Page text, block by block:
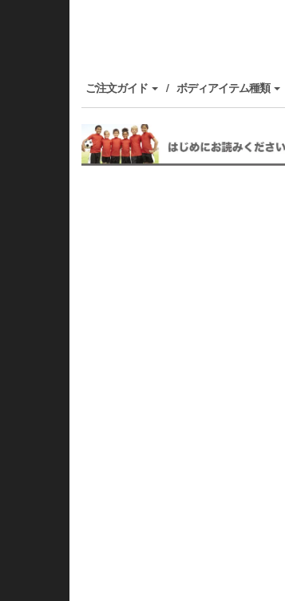
ご注文ガイド ボディアイテム種類